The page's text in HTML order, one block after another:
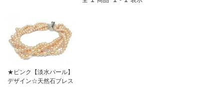
★ピンク【淡水パール】
デザイン☆天然石ブレス